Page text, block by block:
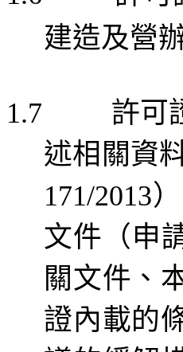
建造及營
1.7
許可
述相關資
171/2013）
文件 （申
關文件、
證內載的